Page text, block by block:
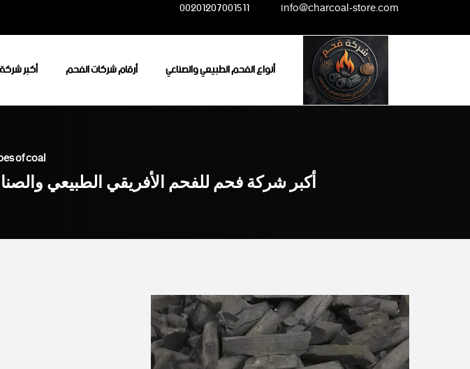
content
info@charcoal-store.com
00201207001511
أكبر أرقام شركات الفحم أنواع الفحم الطبيعي والصناعي
of coal
أكبر شركة فحم للفحم الأفريقي الطبيعي